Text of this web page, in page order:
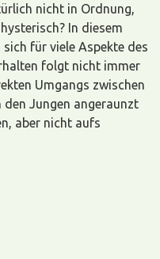
nicht in Ordnung,
In diesem
für viele Aspekte des
folgt nicht immer
Umgangs zwischen
den Jungen angeraunzt
aber nicht aufs